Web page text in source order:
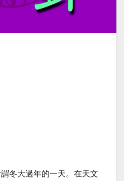
冬大過年的一天。在天文